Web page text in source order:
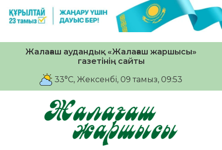
Жалағаш аудандық «Жалағаш жаршысы»
газетінің сайты
33°C, Жексенбі, 09 тамыз, 09:53